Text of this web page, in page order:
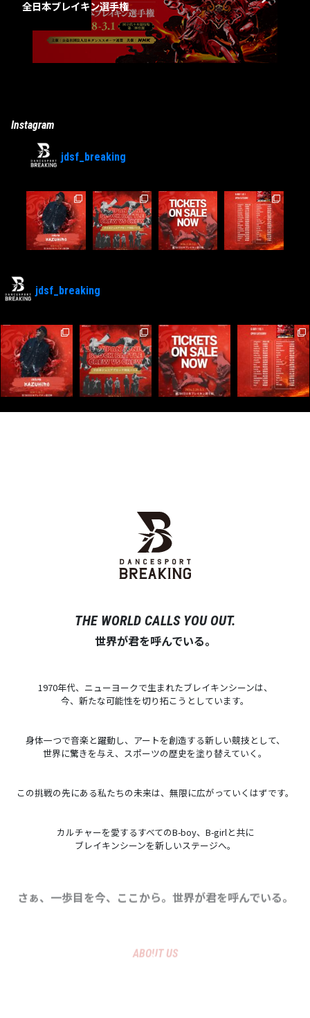
全日本ブレイキン選手権
Instagram
jdsf_breaking
jdsf_breaking
THE WORLD CALLS YOU OUT.
世界が君を呼んでいる。
1970年代、ニューヨークで生まれたブレイキンシーンは、
今、新たな可能性を切り拓こうとしています。
身体一つで音楽と躍動し、アートを創造する新しい競技として、
世界に驚きを与え、スポーツの歴史を塗り替えていく。
この挑戦の先にある私たちの未来は、無限に広がっていくはずです。
カルチャーを愛するすべてのB-boy、B-girlと共に
ブレイキンシーンを新しいステージへ。
さぁ、一歩目を今、ここから。世界が君を呼んでいる。